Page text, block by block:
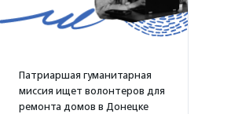
Патриаршая гуманитарная
миссия ищет волонтеров для
ремонта домов в Донецке